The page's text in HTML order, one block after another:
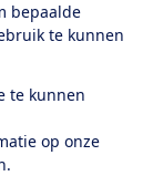
bepaalde
te kunnen
te kunnen
op onze